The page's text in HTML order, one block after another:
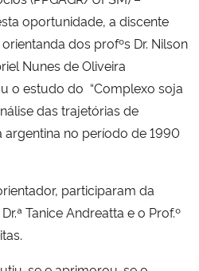
Direitos Humanos
oportunidade, a discente
dos profºs Dr. Nilson
Nunes de Oliveira
o estudo do “Complexo soja
das trajetórias de
no período de 1990
participaram da
Tanice Andreatta e o Prof.º